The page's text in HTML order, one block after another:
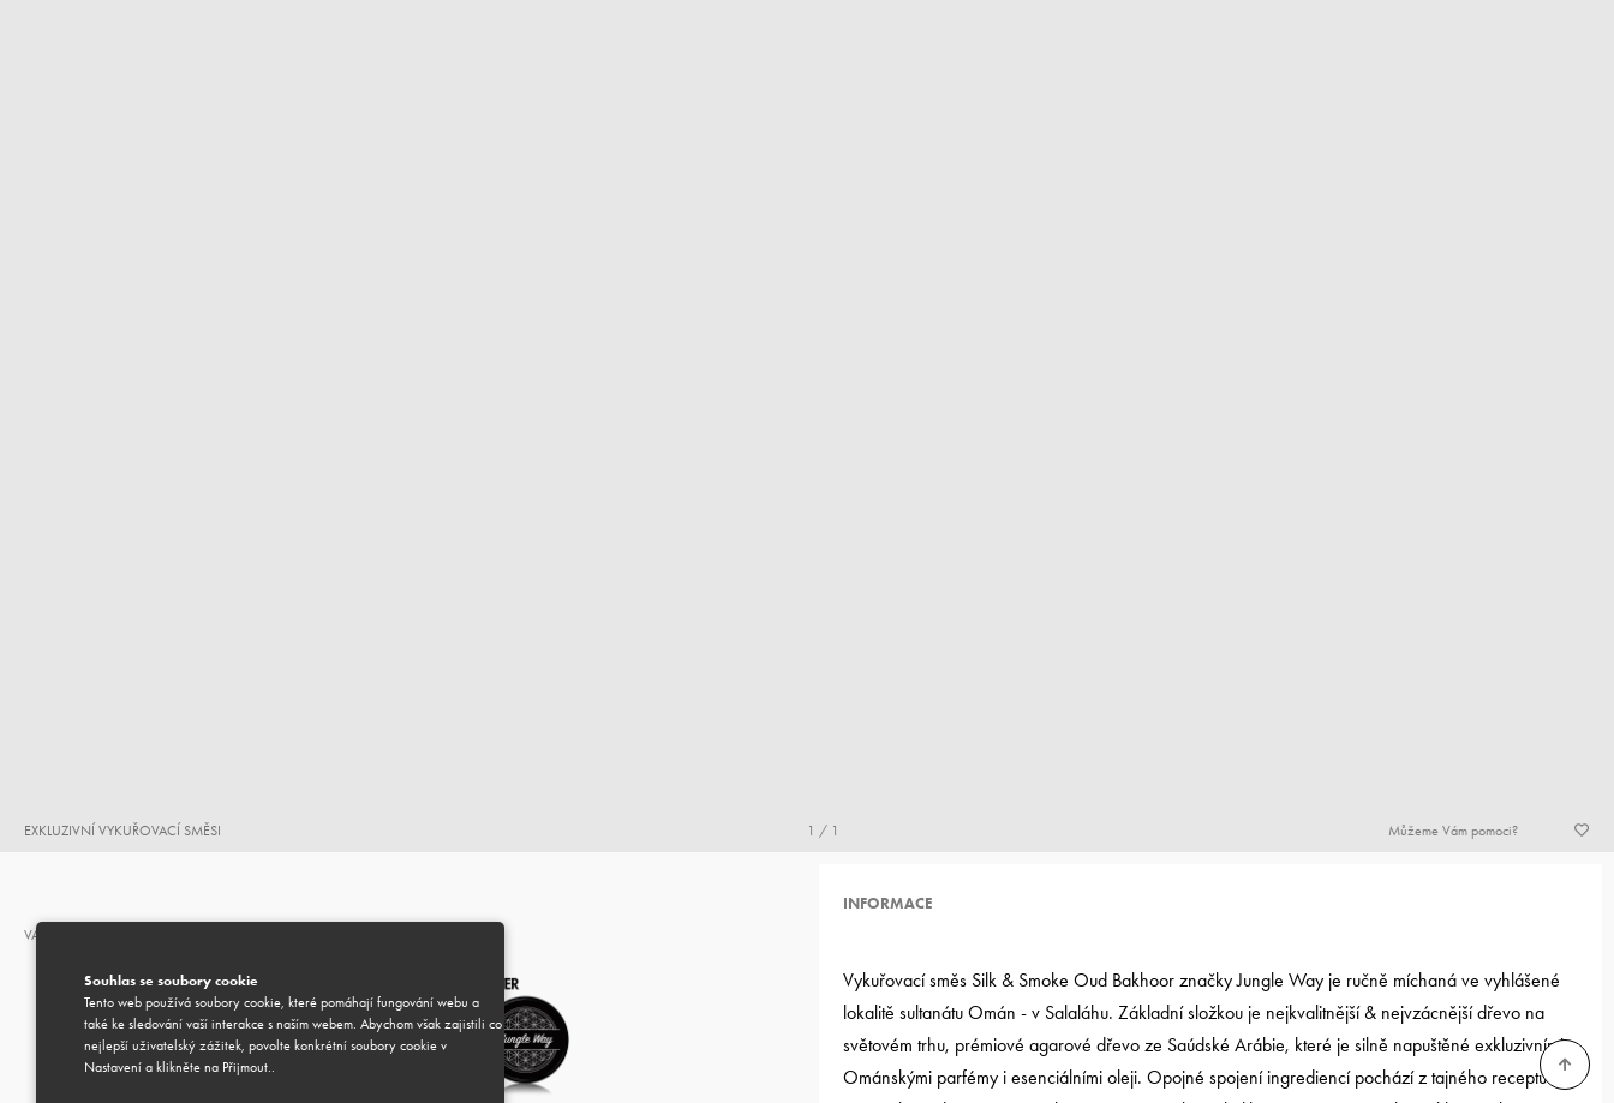
Souhlas se soubory cookie
Tento web používá soubory cookie, které pomáhají fungování webu a
také ke sledování vaší interakce s naším webem. Abychom však zajistili co
nejlepší uživatelský zážitek, povolte konkrétní soubory cookie v
Nastavení a klikněte na Přijmout..
1 / 1
EXKLUZIVNÍ VYKUŘOVACÍ SMĚSI Můžeme Vám pomoci?
VARIANTY (2)
INFORMACE
Vykuřovací směs Silk & Smoke Oud Bakhoor značky Jungle Way je ručně míchaná ve vyhlášené
lokalitě sultanátu Omán - v Salaláhu. Základní složkou je nejkvalitnější & nejvzácnější dřevo na
světovém trhu, prémiové agarové dřevo ze Saúdské Arábie, které je silně napuštěné exkluzivními
Ománskými parfémy i esenciálními oleji. Opojné spojení ingrediencí pochází z tajného receptu